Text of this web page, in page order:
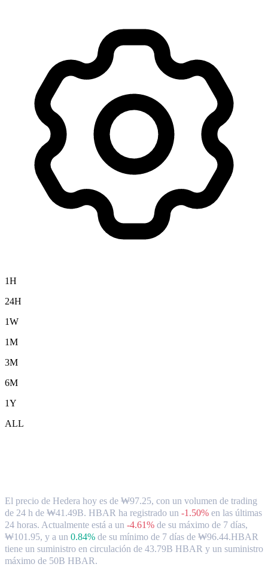
1H
24H
1W
1M
3M
6M
1Y
ALL
El precio de Hedera hoy es de ₩97.25, con un volumen de trading
de 24 h de ₩41.49B. HBAR ha registrado un -1.50% en las últimas
24 horas. Actualmente está a un -4.61% de su máximo de 7 días,
₩101.95, y a un 0.84% de su mínimo de 7 días de ₩96.44.HBAR
tiene un suministro en circulación de 43.79B HBAR y un suministro
máximo de 50B HBAR.